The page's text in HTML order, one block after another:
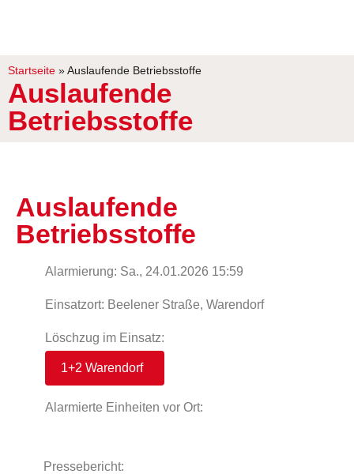
Startseite » Auslaufende Betriebsstoffe
Auslaufende
Betriebsstoffe
Auslaufende
Betriebsstoffe
Alarmierung: Sa., 24.01.2026 15:59
Einsatzort: Beelener Straße, Warendorf
Löschzug im Einsatz:
1+2 Warendorf
Alarmierte Einheiten vor Ort:
Pressebericht: